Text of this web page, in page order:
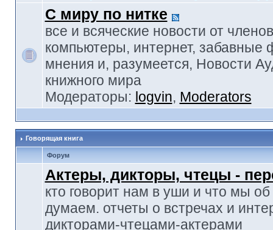
С миру по нитке
все и всяческие новости от
компьютеры, интернет, забавные
мнения и, разумеется, Новости
книжного мира
Модераторы: logvin, Moderators
Говорящая книга
Форум
Актеры, дикторы, чтецы -
кто говорит нам в уши и что мы
думаем. отчеты о встречах и
дикторами-чтецами-актерами